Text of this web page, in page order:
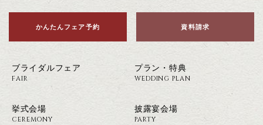
かんたんフェア予約 資料請求
ブライダルフェア
FAIR
プラン・特典
WEDDING PLAN
挙式会場
CEREMONY
披露宴会場
PARTY